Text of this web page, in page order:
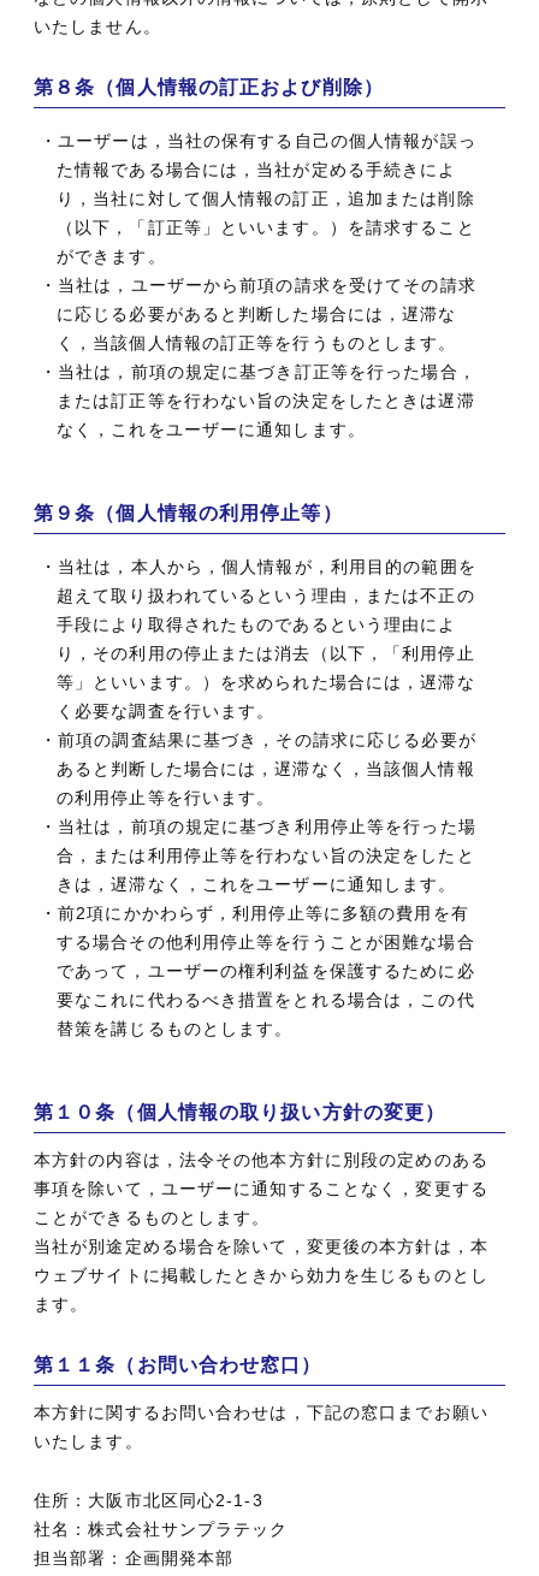
いたしません。
第８条（個人情報の訂正および削除）
・ユーザーは，当社の保有する自己の個人情報が誤っ
た情報である場合には，当社が定める手続きによ
り，当社に対して個人情報の訂正，追加または削除
（以下，「訂正等」といいます。）を請求すること
ができます。
・当社は，ユーザーから前項の請求を受けてその請求
に応じる必要があると判断した場合には，遅滞な
く，当該個人情報の訂正等を行うものとします。
・当社は，前項の規定に基づき訂正等を行った場合，
または訂正等を行わない旨の決定をしたときは遅滞
なく，これをユーザーに通知します。
第９条（個人情報の利用停止等）
・当社は，本人から，個人情報が，利用目的の範囲を
超えて取り扱われているという理由，または不正の
手段により取得されたものであるという理由によ
り，その利用の停止または消去（以下，「利用停止
等」といいます。）を求められた場合には，遅滞な
く必要な調査を行います。
・前項の調査結果に基づき，その請求に応じる必要が
あると判断した場合には，遅滞なく，当該個人情報
の利用停止等を行います。
・当社は，前項の規定に基づき利用停止等を行った場
合，または利用停止等を行わない旨の決定をしたと
きは，遅滞なく，これをユーザーに通知します。
・前2項にかかわらず，利用停止等に多額の費用を有
する場合その他利用停止等を行うことが困難な場合
であって，ユーザーの権利利益を保護するために必
要なこれに代わるべき措置をとれる場合は，この代
替策を講じるものとします。
第１０条（個人情報の取り扱い方針の変更）
本方針の内容は，法令その他本方針に別段の定めのある
事項を除いて，ユーザーに通知することなく，変更する
ことができるものとします。
当社が別途定める場合を除いて，変更後の本方針は，本
ウェブサイトに掲載したときから効力を生じるものとし
ます。
第１１条（お問い合わせ窓口）
本方針に関するお問い合わせは，下記の窓口までお願い
いたします。
住所：大阪市北区同心2-1-3
社名：株式会社サンプラテック
担当部署：企画開発本部